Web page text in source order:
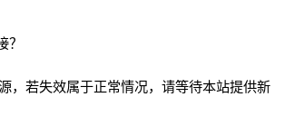
，若失效属于正常情况，请等待本站提供新